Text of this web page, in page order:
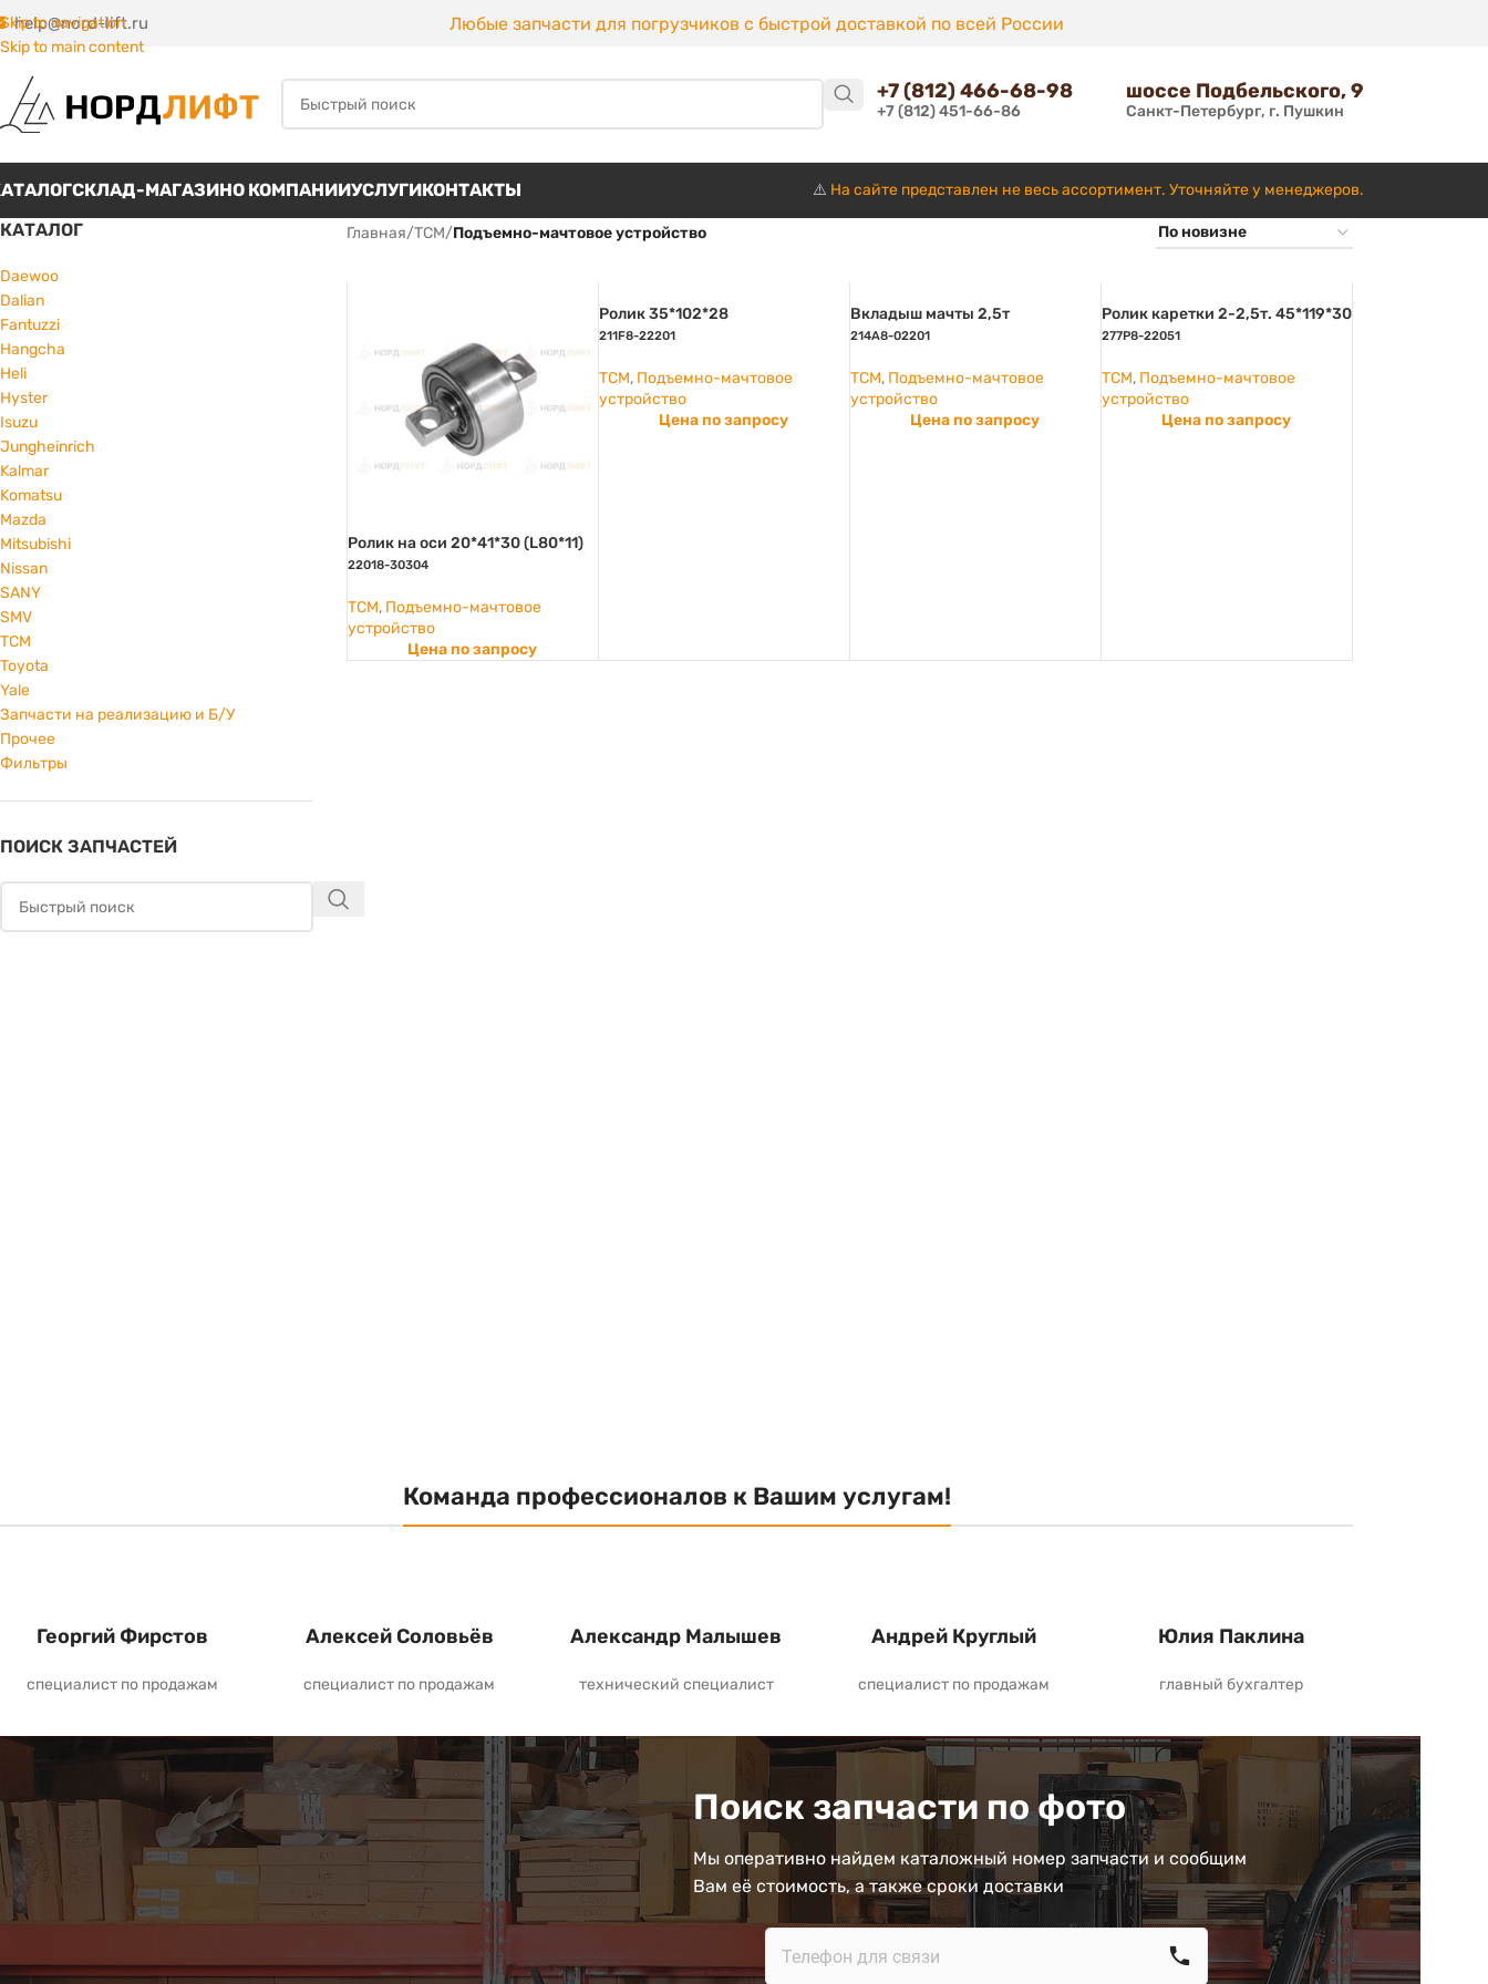
Skip to navigation
Skip to main content
help@nord-lift.ru Любые запчасти для погрузчиков с быстрой доставкой по всей России
+7 (812) 466-68-98
+7 (812) 451-66-86
шоссе Подбельского, 9
Санкт-Петербург, г. Пушкин
СКЛАД-МАГАЗИНО КОМПАНИИУСЛУГИКОНТАКТЫ ⚠️ На сайте представлен не весь ассортимент. Уточняйте у менеджеров.
КАТАЛОГ
Daewoo
Dalian
Fantuzzi
Hangcha
Heli
Hyster
Isuzu
Jungheinrich
Kalmar
Komatsu
Mazda
Mitsubishi
Nissan
SANY
SMV
TCM
Toyota
Yale
Запчасти на реализацию и Б/У
Прочее
Фильтры
ПОИСК ЗАПЧАСТЕЙ
Главная/TCM/Подъемно-мачтовое устройство
Ролик на оси 20*41*30 (L80*11)
22018-30304
TCM, Подъемно-мачтовое
устройство
Цена по запросу
Ролик 35*102*28
211F8-22201
TCM, Подъемно-мачтовое
устройство
Цена по запросу
Вкладыш мачты 2,5т
214A8-02201
TCM, Подъемно-мачтовое
устройство
Цена по запросу
Ролик каретки 2-2,5т. 45*119*30
277P8-22051
TCM, Подъемно-мачтовое
устройство
Цена по запросу
Команда профессионалов к Вашим услугам!
Георгий Фирстов
специалист по продажам
Алексей Соловьёв
специалист по продажам
Александр Малышев
технический специалист
Андрей Круглый
специалист по продажам
Юлия Паклина
главный бухгалтер
Поиск запчасти по фото
Мы оперативно найдем каталожный номер запчасти и сообщим
Вам её стоимость, а также сроки доставки
call